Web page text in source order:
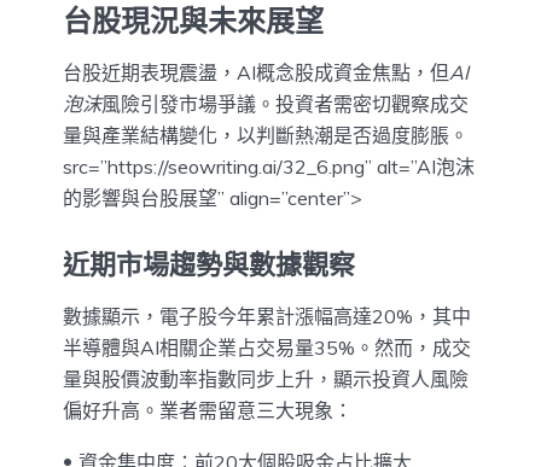
台股現況與未來展望
台股近期表現震盪，AI概念股成資金焦點，但AI
泡沫風險引發市場爭議。投資者需密切觀察成交
量與產業結構變化，以判斷熱潮是否過度膨脹。
src=”https://seowriting.ai/32_6.png” alt=”AI泡沫
的影響與台股展望” align=”center”>
近期市場趨勢與數據觀察
數據顯示，電子股今年累計漲幅高達20%，其中
半導體與AI相關企業占交易量35%。然而，成交
量與股價波動率指數同步上升，顯示投資人風險
偏好升高。業者需留意三大現象：
資金集中度：前20大個股吸金占比擴大